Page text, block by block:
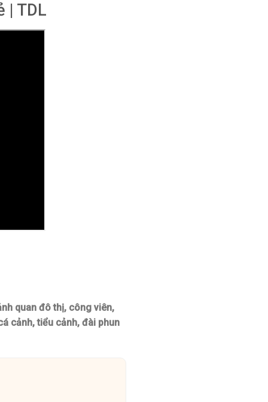
| TDL
quan đô thị, công viên,
cảnh, tiểu cảnh, đài phun